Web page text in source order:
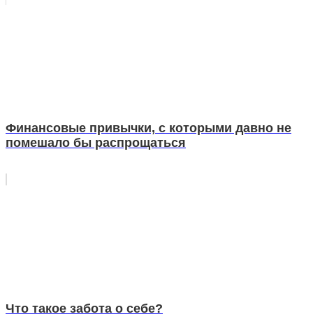
Финансовые привычки, с которыми давно не
помешало бы распрощаться
Что такое забота о себе?